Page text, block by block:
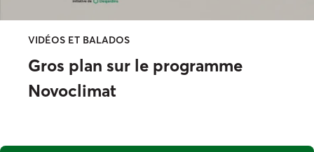
VIDÉOS ET BALADOS
Gros plan sur le programme
Novoclimat